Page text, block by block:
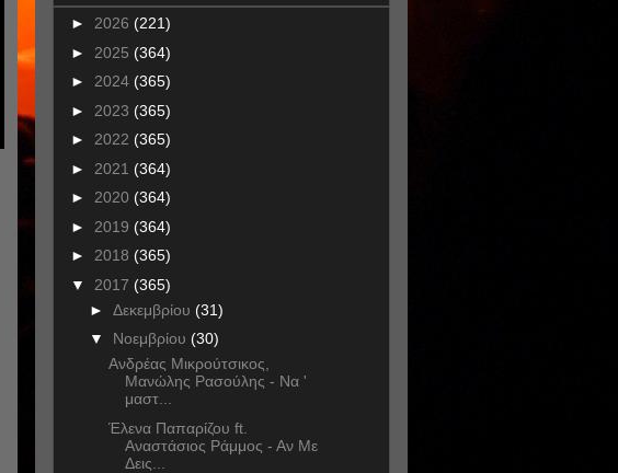
► 2026 (221)
► 2025 (364)
► 2024 (365)
► 2023 (365)
► 2022 (365)
► 2021 (364)
► 2020 (364)
► 2019 (364)
► 2018 (365)
▼ 2017 (365)
► Δεκεμβρίου (31)
▼ Νοεμβρίου (30)
Ανδρέας Μικρούτσικος,
Μανώλης Ρασούλης - Να '
μαστ...
Έλενα Παπαρίζου ft.
Αναστάσιος Ράμμος - Αν Με
Δεις...